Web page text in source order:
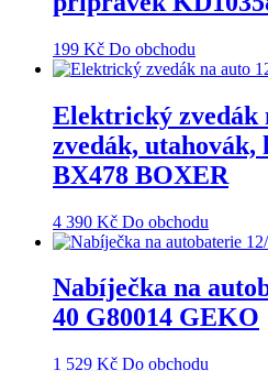
199 Kč Do obchodu
Elektrický zvedák
zvedák,
BX478 BOXER
4 390 Kč Do obchodu
Nabíječka na
40 G80014 GEKO
1 529 Kč Do obchodu